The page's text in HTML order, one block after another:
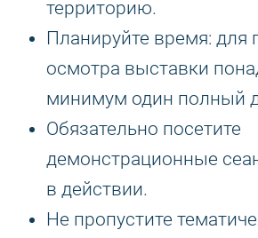
территорию.
Планируйте время: для
осмотра выставки
минимум один полный
Обязательно посетите
демонстрационные
в действии.
Не пропустите